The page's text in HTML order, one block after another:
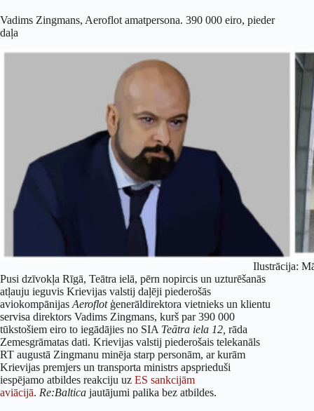
Vadims Zingmans, Aeroflot amatpersona. 390 000 eiro, pieder
daļa
Ilustrācija:
Pusi dzīvokļa Rīgā, Teātra ielā, pērn nopircis un uzturēšanās
atļauju ieguvis Krievijas valstij daļēji piederošās
aviokompānijas Aeroflotģenerāldirektora vietnieks un klientu
servisa direktors Vadims Zingmans, kurš par 390 000
tūkstošiem eiro to iegādājies no SIA Teātra iela 12, rāda
Zemesgrāmatas dati. Krievijas valstij piederošais telekanāls
RT augustā Zingmanu minēja starp personām, ar kurām
Krievijas premjers un transporta ministrs apsprieduši
iespējamo atbildes reakciju uz ES sankcijām
aviācijā. Re:Baltica jautājumi palika bez atbildes.